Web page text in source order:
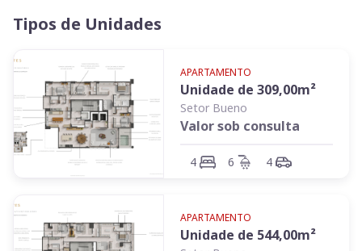
Tipos de Unidades
APARTAMENTO
Unidade de309,00m²
Setor Bueno
Valor sob consulta
4 6 4
APARTAMENTO
Unidade de 544,00m²